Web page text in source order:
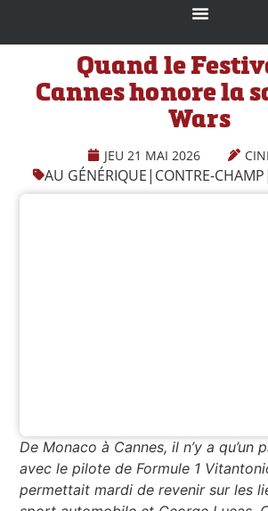
Quand le
Cannes honore la
Wars
JEU 21 MAI 2026
AU GÉNÉRIQUE| CONTRE-CHAMP|
De Monaco à Cannes, il n’y a qu’un
avec le pilote de Formule 1
permettait mardi de revenir sur les